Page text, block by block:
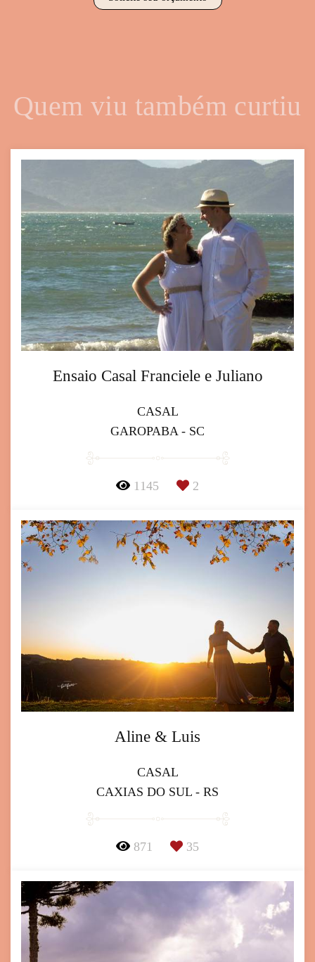
Quem viu também curtiu
Ensaio Casal Franciele e Juliano
CASAL
GAROPABA - SC
1145 2
Aline & Luis
CASAL
CAXIAS DO SUL - RS
871 35